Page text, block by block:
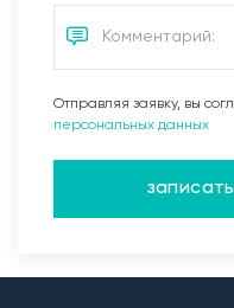
Отправляя заявку, вы
персональных данных